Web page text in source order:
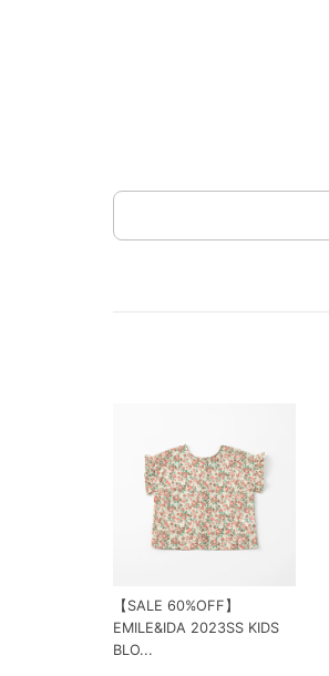
【SALE 60%OFF】
EMILE&IDA 2023SS KIDS
BLO...